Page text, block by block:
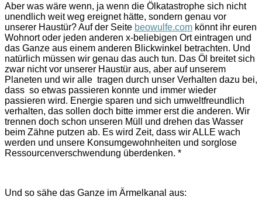
Aber was wäre wenn, ja wenn die Ölkatastrophe sich nicht
unendlich weit weg ereignet hätte, sondern genau vor
unserer Haustür? Auf der Seite beowulfe.com könnt ihr euren
Wohnort oder jeden anderen x-beliebigen Ort eintragen und
das Ganze aus einem anderen Blickwinkel betrachten. Und
natürlich müssen wir genau das auch tun. Das Öl breitet sich
zwar nicht vor unserer Haustür aus, aber auf unserem
Planeten und wir alle tragen durch unser Verhalten dazu bei,
dass so etwas passieren konnte und immer wieder
passieren wird. Energie sparen und sich umweltfreundlich
verhalten, das sollen doch bitte immer erst die anderen. Wir
trennen doch schon unseren Müll und drehen das Wasser
beim Zähne putzen ab. Es wird Zeit, dass wir ALLE wach
werden und unsere Konsumgewohnheiten und sorglose
Ressourcenverschwendung überdenken. *
Und so sähe das Ganze im Ärmelkanal aus: